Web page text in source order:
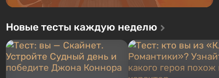
Новые тесты каждую неделю